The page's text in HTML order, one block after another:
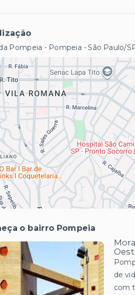
Pompeia - Pompeia - São Paulo/
o bairro Pompeia
de
com